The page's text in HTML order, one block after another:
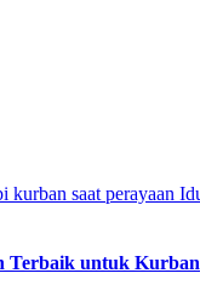
Terbaik untuk Kurban